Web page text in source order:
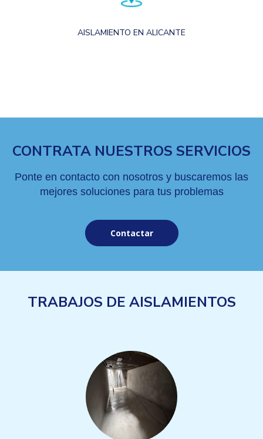
AISLAMIENTO EN ALICANTE
CONTRATA NUESTROS SERVICIOS
Ponte en contacto con nosotros y buscaremos las
mejores soluciones para tus problemas
Contactar
TRABAJOS DE AISLAMIENTOS